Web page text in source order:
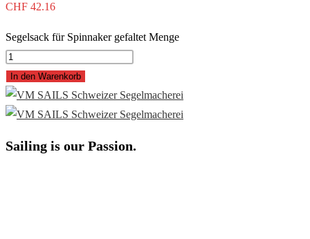
CHF 42.16
Segelsack für Spinnaker gefaltet Menge
In den Warenkorb
Sailing is our Passion.